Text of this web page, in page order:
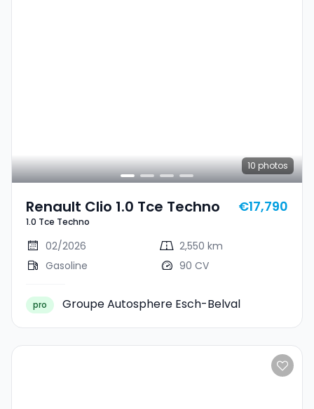
10 photos
Renault Clio 1.0 Tce Techno
1.0 Tce Techno
€17,790
02/2026
2,550 km
Gasoline
90 CV
pro Groupe Autosphere Esch-Belval